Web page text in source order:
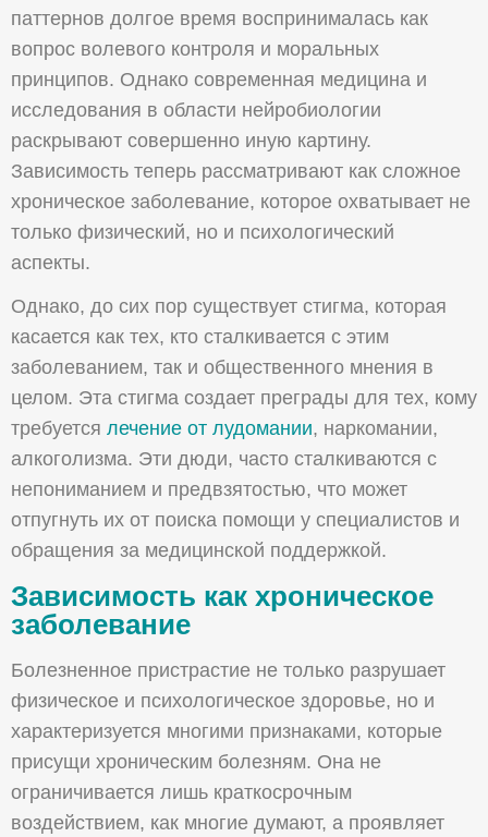
паттернов долгое время воспринималась как
вопрос волевого контроля и моральных
принципов. Однако современная медицина и
исследования в области нейробиологии
раскрывают совершенно иную картину.
Зависимость теперь рассматривают как сложное
хроническое заболевание, которое охватывает не
только физический, но и психологический
аспекты.
Однако, до сих пор существует стигма, которая
касается как тех, кто сталкивается с этим
заболеванием, так и общественного мнения в
целом. Эта стигма создает преграды для тех, кому
требуется лечение от лудомании, наркомании,
алкоголизма. Эти дюди, часто сталкиваются с
непониманием и предвзятостью, что может
отпугнуть их от поиска помощи у специалистов и
обращения за медицинской поддержкой.
Зависимость как хроническое
заболевание
Болезненное пристрастие не только разрушает
физическое и психологическое здоровье, но и
характеризуется многими признаками, которые
присущи хроническим болезням. Она не
ограничивается лишь краткосрочным
воздействием, как многие думают, а проявляет